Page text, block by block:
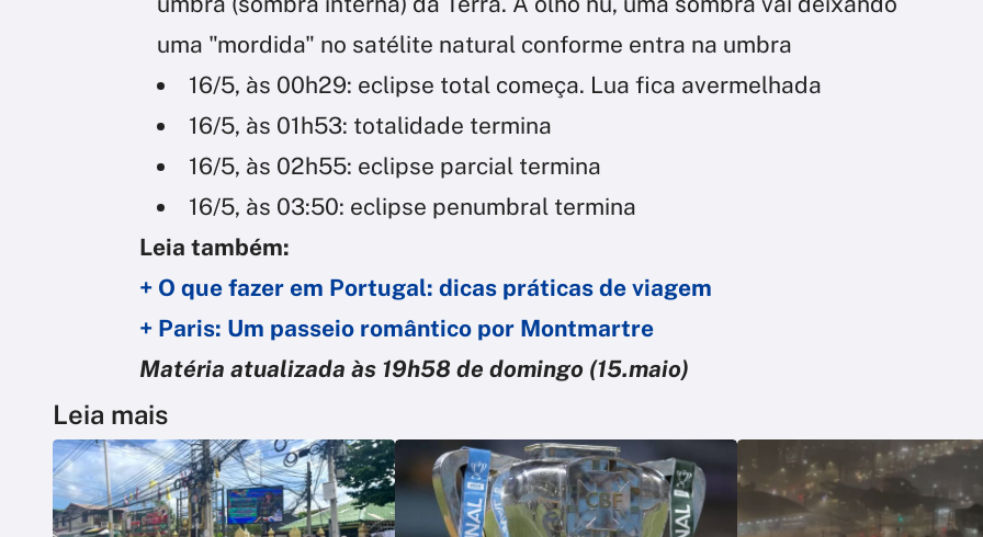
uma "mordida" no satélite natural conforme entra na umbra
16/5, às 00h29: eclipse total começa. Lua fica avermelhada
16/5, às 01h53: totalidade termina
16/5, às 02h55: eclipse parcial termina
16/5, às 03:50: eclipse penumbral termina
Leia também:
+ O que fazer em Portugal: dicas práticas de viagem
+ Paris: Um passeio romântico por Montmartre
Matéria atualizada às 19h58 de domingo (15.maio)
Leia mais